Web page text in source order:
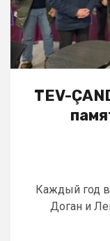
TEV-
Каждый год
Доган и